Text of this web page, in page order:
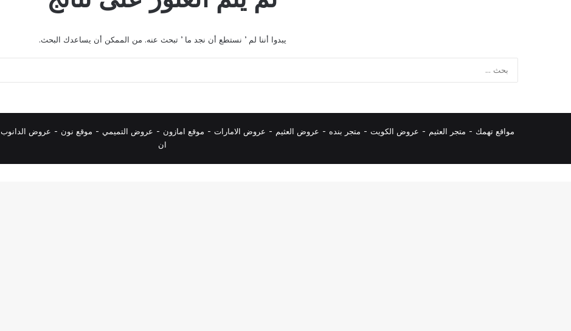
يبدوا أننا لم ’ نستطع أن نجد ما ’ تبحث عنه. من الممكن أن يساعدك البحث.
مواقع تهمك - متجر العثيم - عروض الكويت - متجر بنده - عروض العثيم - عروض الامارات - موقع امازون - عروض التميمي - موقع نون - عروض الدانوب
ان